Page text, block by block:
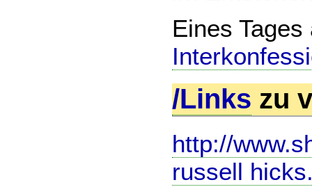
Eines
/Links zu
http://
russell